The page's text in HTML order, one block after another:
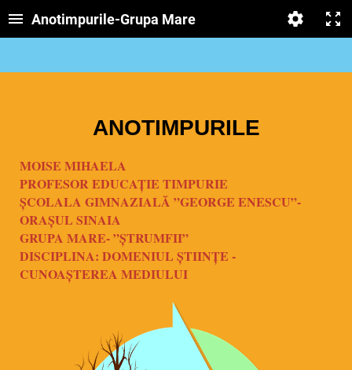
Anotimpurile-Grupa Mare
ANOTIMPURILE
MOISE MIHAELA
PROFESOR EDUCAȚIE TIMPURIE
ȘCOLALA GIMNAZIALĂ ”GEORGE ENESCU”-
ORAȘUL SINAIA
GRUPA MARE- ”ȘTRUMFII”
DISCIPLINA: DOMENIUL ȘTIINȚE -
CUNOAȘTEREA MEDIULUI